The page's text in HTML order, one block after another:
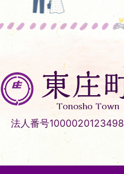
東
庄
町
Tonosho
Town
法人番号1000020123498